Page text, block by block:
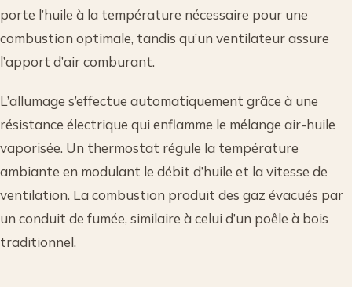
porte l’huile à la température nécessaire pour une
combustion optimale, tandis qu’un ventilateur assure
l’apport d’air comburant.
L’allumage s’effectue automatiquement grâce à une
résistance électrique qui enflamme le mélange air-huile
vaporisée. Un thermostat régule la température
ambiante en modulant le débit d’huile et la vitesse de
ventilation. La combustion produit des gaz évacués par
un conduit de fumée, similaire à celui d’un poêle à bois
traditionnel.